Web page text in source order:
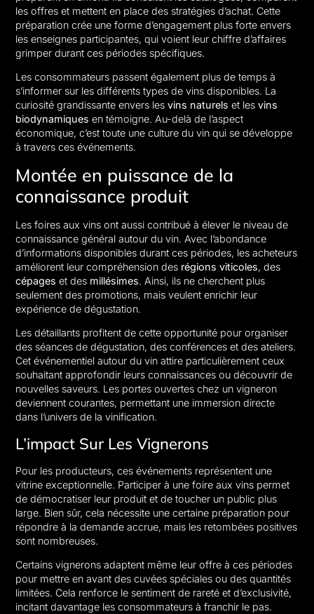
les offres et mettent en place des stratégies d’achat. Cette
préparation crée une forme d’engagement plus forte envers
les enseignes participantes, qui voient leur chiffre d’affaires
grimper durant ces périodes spécifiques.
Les consommateurs passent également plus de temps à
s’informer sur les différents types de vins disponibles. La
curiosité grandissante envers lesvins naturels et lesvins
biodynamiques en témoigne. Au-delà de l’aspect
économique, c’est toute une culture du vin qui se développe
à travers ces événements.
Montée en puissance de la
connaissance produit
Les foires aux vins ont aussi contribué à élever le niveau de
connaissance général autour du vin. Avec l’abondance
d’informations disponibles durant ces périodes, les acheteurs
améliorent leur compréhension des régions viticoles, des
cépages et des millésimes. Ainsi, ils ne cherchent plus
seulement des promotions, mais veulent enrichir leur
expérience de dégustation.
Les détaillants profitent de cette opportunité pour organiser
des séances de dégustation, des conférences et des ateliers.
Cet événementiel autour du vin attire particulièrement ceux
souhaitant approfondir leurs connaissances ou découvrir de
nouvelles saveurs. Les portes ouvertes chez un vigneron
deviennent courantes, permettant une immersion directe
dans l’univers de la vinification.
L’impact Sur Les Vignerons
Pour les producteurs, ces événements représentent une
vitrine exceptionnelle. Participer à une foire aux vins permet
de démocratiser leur produit et de toucher un public plus
large. Bien sûr, cela nécessite une certaine préparation pour
répondre à la demande accrue, mais les retombées positives
sont nombreuses.
Certains vignerons adaptent même leur offre à ces périodes
pour mettre en avant des cuvées spéciales ou des quantités
limitées. Cela renforce le sentiment de rareté et d’exclusivité,
incitant davantage les consommateurs à franchir le pas.